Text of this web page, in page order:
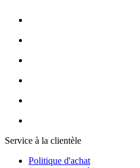
Service à la clientèle
Politique d'achat